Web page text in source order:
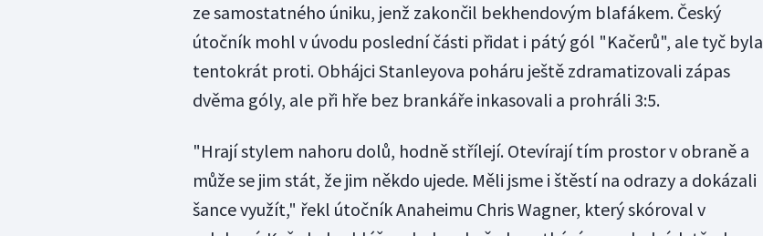
ze samostatného úniku, jenž zakončil bekhendovým blafákem. Český
útočník mohl v úvodu poslední části přidat i pátý gól "Kačerů", ale tyč byla
tentokrát proti. Obhájci Stanleyova poháru ještě zdramatizovali zápas
dvěma góly, ale při hře bez brankáře inkasovali a prohráli 3:5.
"Hrají stylem nahoru dolů, hodně střílejí. Otevírají tím prostor v obraně a
může se jim stát, že jim někdo ujede. Měli jsme i štěstí na odrazy a dokázali
šance využít," řekl útočník Anaheimu Chris Wagner, který skóroval v